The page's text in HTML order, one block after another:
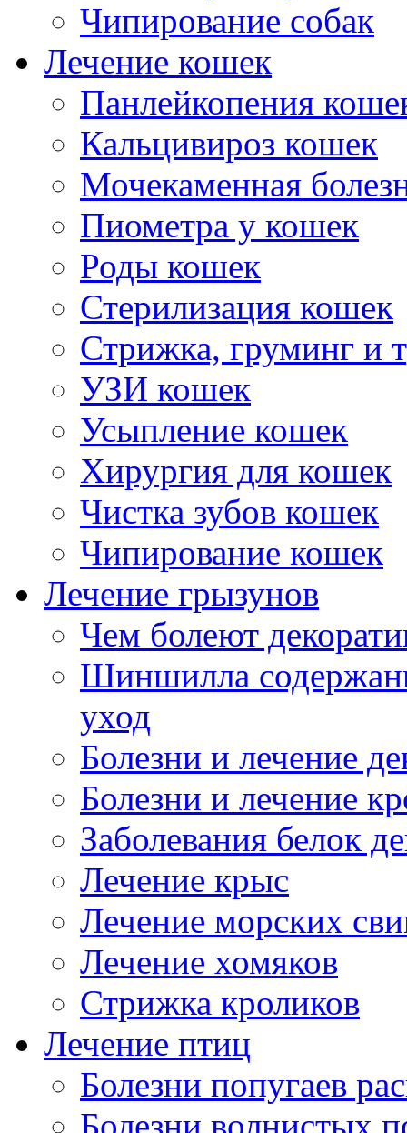
Чипирование собак
Лечение кошек
Панлейкопения
Кальцивироз кошек
Мочекаменная
Пиометра у кошек
Роды кошек
Стерилизация кошек
Стрижка, груминг и
УЗИ кошек
Усыпление кошек
Хирургия для кошек
Чистка зубов кошек
Чипирование кошек
Лечение грызунов
Чем болеют
Шиншилла
уход
Болезни и лечение
Болезни и лечение
Заболевания белок
Лечение крыс
Лечение морских
Лечение хомяков
Стрижка кроликов
Лечение птиц
Болезни попугаев